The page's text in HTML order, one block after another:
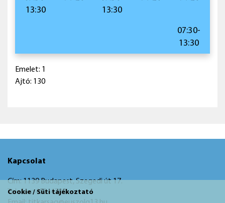
Cookie / Süti tájékoztató
13:30
13:30
07:30-
13:30
Emelet: 1
Ajtó: 130
Kapcsolat
Cím: 1139 Budapest, Szegedi út 17.
Telefon: 452-4200